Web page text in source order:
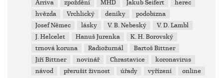
Arriva
zpoždění MHD Jakub Seifert
herec
hvězda
Vrchlický deníky
podobizna
Josef Němec
lásky V. B. Nebeský
V. D. Lambl
J. Helcelet
Hanuš Jurenka
K. H. Borovský
trnová koruna
Radiožurnál
Bartoš Bittner
Jiří Bittner
novinář Chrastavice
koronavirus
návod
přerušit živnost úřady vyřízení
online